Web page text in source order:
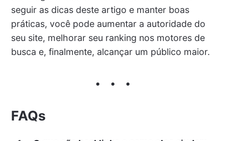
seguir as dicas deste artigo e manter boas
práticas, você pode aumentar a autoridade do
seu site, melhorar seu ranking nos motores de
busca e, finalmente, alcançar um público maior.
FAQs